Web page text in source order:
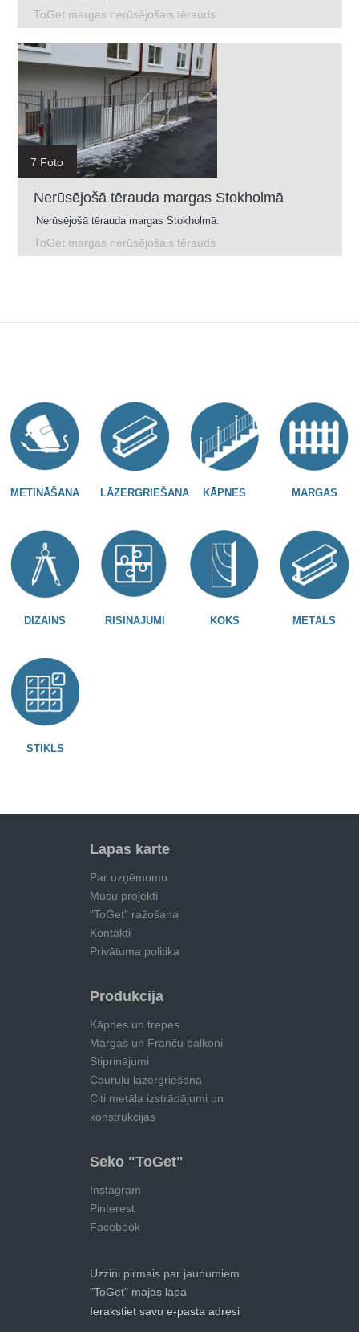
ToGet margas nerūsējošais tērauds
7 Foto
Nerūsējošā tērauda margas Stokholmā
Nerūsējošā tērauda margas Stokholmā.
ToGet margas nerūsējošais tērauds
METINĀŠANA LĀZERGRIEŠANA KĀPNES MARGAS
DIZAINS RISINĀJUMI KOKS METĀLS
STIKLS
Lapas karte
Par uzņēmumu
Mūsu projekti
"ToGet" ražošana
Kontakti
Privātuma politika
Produkcija
Kāpnes un trepes
Margas un Franču balkoni
Stiprinājumi
Cauruļu lāzergriešana
Citi metāla izstrādājumi un
konstrukcijas
Seko "ToGet"
Instagram
Pinterest
Facebook
Uzzini pirmais par jaunumiem
"ToGet" mājas lapā
Ierakstiet savu e-pasta adresi